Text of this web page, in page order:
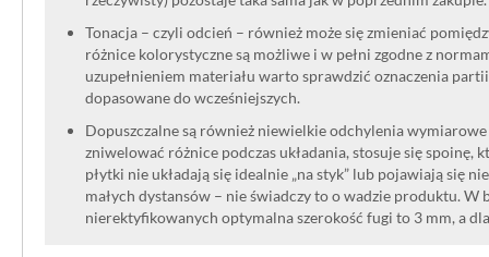
Tonacja – czyli odcień – również może się zmieniać
różnice kolorystyczne są możliwe i w pełni zgodne z
uzupełnieniem materiału warto sprawdzić oznaczenia
dopasowane do wcześniejszych.
Dopuszczalne są również niewielkie odchylenia
zniwelować różnice podczas układania, stosuje się spoinę,
płytki nie układają się idealnie „na styk” lub pojawiają się
małych dystansów – nie świadczy to o wadzie produktu. W
nierektyfikowanych optymalna szerokość fugi to 3 mm, a